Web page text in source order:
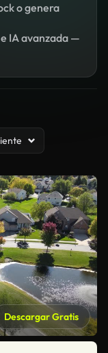
o genera
IA avanzada —
Descargar Gratis